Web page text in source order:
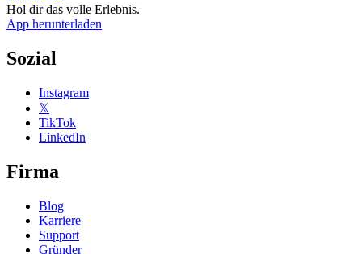
Hol dir das volle Erlebnis.
App herunterladen
Sozial
Instagram
𝕏
TikTok
LinkedIn
Firma
Blog
Karriere
Support
Gründer